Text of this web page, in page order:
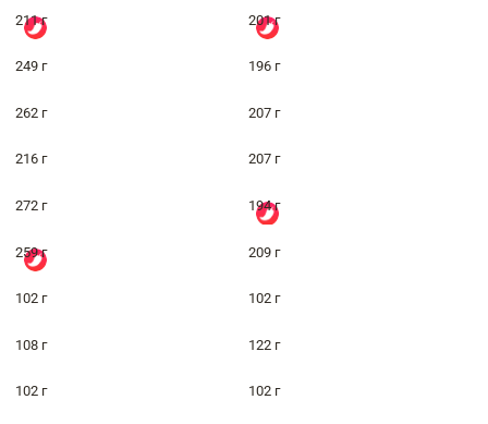
211 г 201 г
249 г 196 г
262 г 207 г
216 г 207 г
272 г 194 г
259 г 209 г
102 г 102 г
108 г 122 г
102 г 102 г